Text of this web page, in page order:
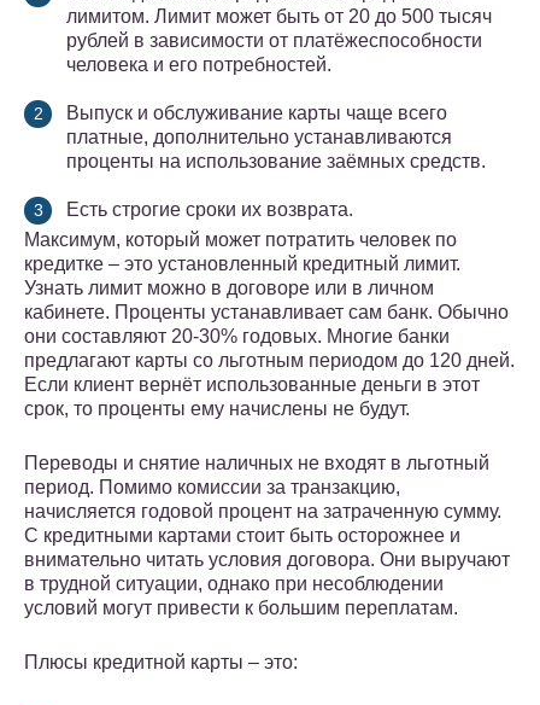
лимитом. Лимит может быть от 20 до 500 тысяч
рублей в зависимости от платёжеспособности
человека и его потребностей.
Выпуск и обслуживание карты чаще всего
платные, дополнительно устанавливаются
проценты на использование заёмных средств.
Есть строгие сроки их возврата.
Максимум, который может потратить человек по
кредитке – это установленный кредитный лимит.
Узнать лимит можно в договоре или в личном
кабинете. Проценты устанавливает сам банк. Обычно
они составляют 20-30% годовых. Многие банки
предлагают карты со льготным периодом до 120 дней.
Если клиент вернёт использованные деньги в этот
срок, то проценты ему начислены не будут.
Переводы и снятие наличных не входят в льготный
период. Помимо комиссии за транзакцию,
начисляется годовой процент на затраченную сумму.
С кредитными картами стоит быть осторожнее и
внимательно читать условия договора. Они выручают
в трудной ситуации, однако при несоблюдении
условий могут привести к большим переплатам.
Плюсы кредитной карты – это: